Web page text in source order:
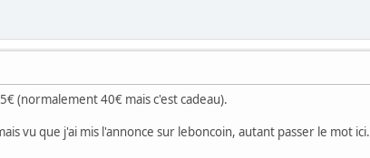
(normalement 40€ mais c'est cadeau).
vu que j'ai mis l'annonce sur leboncoin, autant passer le mot ici.